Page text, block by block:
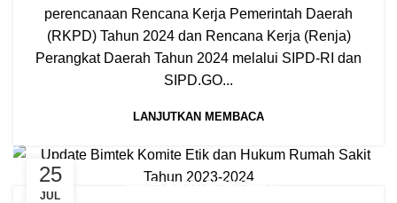
perencanaan Rencana Kerja Pemerintah Daerah
(RKPD) Tahun 2024 dan Rencana Kerja (Renja)
Perangkat Daerah Tahun 2024 melalui SIPD-RI dan
SIPD.GO...
LANJUTKAN MEMBACA
25
JUL
BIMTEK RSUD / PUSKESMAS